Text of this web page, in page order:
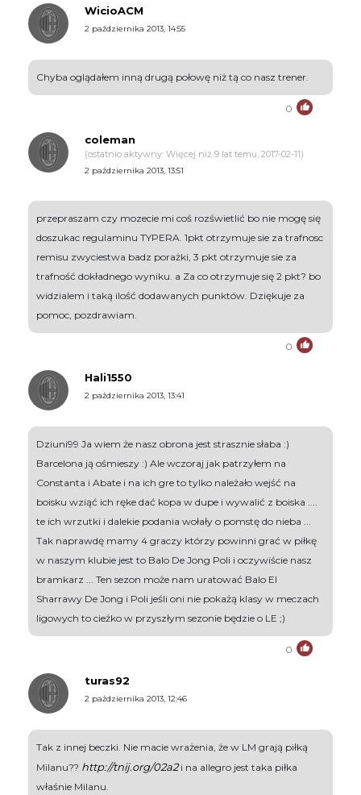
WicioACM
2 października 2013, 14:55
Chyba oglądałem inną drugą połowę niż tą co nasz trener.
0
coleman
(ostatnio aktywny: Więcej niż 9 lat temu, 2017-02-11)
2 października 2013, 13:51
przepraszam czy mozecie mi coś rozświetlić bo nie mogę się
doszukac regulaminu TYPERA. 1pkt otrzymuje sie za trafnosc
remisu zwyciestwa badz porażki, 3 pkt otrzymuje sie za
trafność dokładnego wyniku. a Za co otrzymuje się 2 pkt? bo
widzialem i taką ilość dodawanych punktów. Dziękuje za
pomoc, pozdrawiam.
0
Hali1550
2 października 2013, 13:41
Dziuni99 Ja wiem że nasz obrona jest strasznie słaba :)
Barcelona ją ośmieszy :) Ale wczoraj jak patrzyłem na
Constanta i Abate i na ich gre to tylko należało wejść na
boisku wziąć ich ręke dać kopa w dupe i wywalić z boiska ....
te ich wrzutki i dalekie podania wołały o pomstę do nieba ...
Tak naprawdę mamy 4 graczy którzy powinni grać w piłkę
w naszym klubie jest to Balo De Jong Poli i oczywiście nasz
bramkarz ... Ten sezon może nam uratować Balo El
Sharrawy De Jong i Poli jeśli oni nie pokażą klasy w meczach
ligowych to cieżko w przyszłym sezonie będzie o LE ;)
0
turas92
2 października 2013, 12:46
Tak z innej beczki. Nie macie wrażenia, że w LM grają piłką
Milanu?? http://tnij.org/02a2i na allegro jest taka piłka
właśnie Milanu.